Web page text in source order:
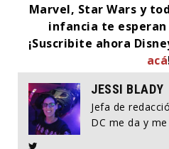
Marvel, Star Wars y
infancia te
¡Suscribite ahora
acá
JESSI BLADY
Jefa de
DC me da y